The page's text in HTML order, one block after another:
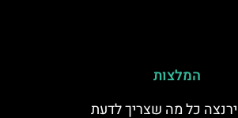
המלצות
כל מה שצריך לדעת